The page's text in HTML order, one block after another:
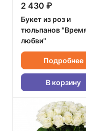
2 430 ₽
Букет из роз и
тюльпанов
любви"
Подробнее
В корзину